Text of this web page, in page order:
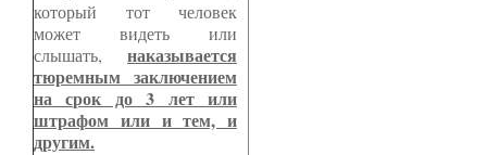
который тот человек
может видеть или
слышать, наказывается
тюремным заключением
на срок до 3 лет или
штрафом или и тем, и
другим.